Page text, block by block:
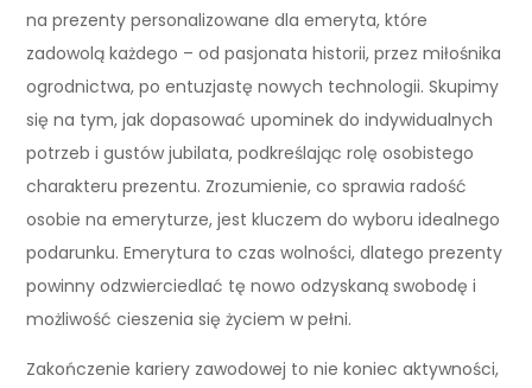
na prezenty personalizowane dla emeryta, które
zadowolą każdego – od pasjonata historii, przez miłośnika
ogrodnictwa, po entuzjastę nowych technologii. Skupimy
się na tym, jak dopasować upominek do indywidualnych
potrzeb i gustów jubilata, podkreślając rolę osobistego
charakteru prezentu. Zrozumienie, co sprawia radość
osobie na emeryturze, jest kluczem do wyboru idealnego
podarunku. Emerytura to czas wolności, dlatego prezenty
powinny odzwierciedlać tę nowo odzyskaną swobodę i
możliwość cieszenia się życiem w pełni.
Zakończenie kariery zawodowej to nie koniec aktywności,